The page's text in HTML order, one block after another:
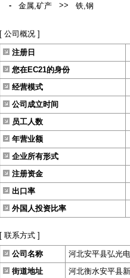
- 金属,矿产 >> 铁,钢
[ 公司概况 ]
注册日
您在EC21的身份
经营模式
公司成立时间
员工人数
年营业额
企业所有形式
注册资金
出口率
外国人投资比率
[ 联系方式 ]
公司名称
河北安平县弘光
街道地址
河北衡水安平县